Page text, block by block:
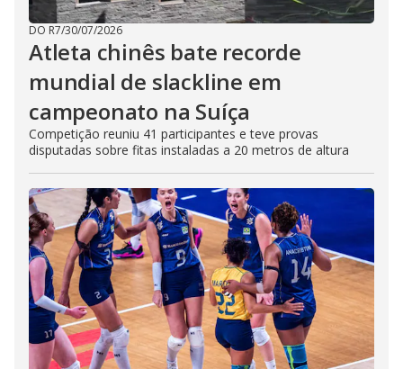
DO R7/30/07/2026
Atleta chinês bate recorde
mundial de slackline em
campeonato na Suíça
Competição reuniu 41 participantes e teve provas
disputadas sobre fitas instaladas a 20 metros de altura